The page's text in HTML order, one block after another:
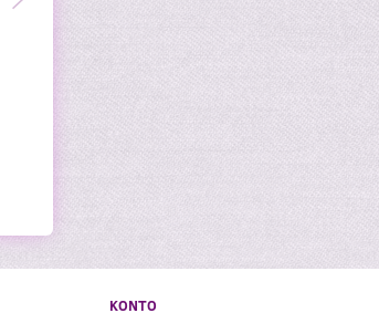
BABYPOTTE, BJØRN, GUL
Læg i kurv
LIMEGRØN
90,00
Læg i kurv
KONTO